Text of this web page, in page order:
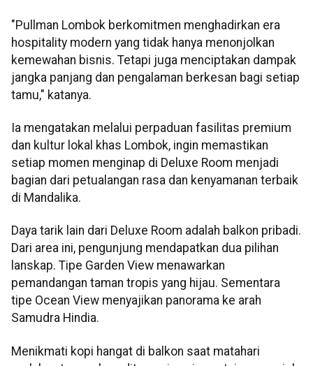
"Pullman Lombok berkomitmen menghadirkan era
hospitality modern yang tidak hanya menonjolkan
kemewahan bisnis. Tetapi juga menciptakan dampak
jangka panjang dan pengalaman berkesan bagi setiap
tamu," katanya.
Ia mengatakan melalui perpaduan fasilitas premium
dan kultur lokal khas Lombok, ingin memastikan
setiap momen menginap di Deluxe Room menjadi
bagian dari petualangan rasa dan kenyamanan terbaik
di Mandalika.
Daya tarik lain dari Deluxe Room adalah balkon pribadi.
Dari area ini, pengunjung mendapatkan dua pilihan
lanskap. Tipe Garden View menawarkan
pemandangan taman tropis yang hijau. Sementara
tipe Ocean View menyajikan panorama ke arah
Samudra Hindia.
Menikmati kopi hangat di balkon saat matahari